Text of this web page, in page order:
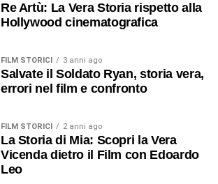
Re Artù: La Vera Storia rispetto alla
Hollywood cinematografica
FILM STORICI 3 anni ago
Salvate il Soldato Ryan, storia vera,
errori nel film e confronto
FILM STORICI 2 anni ago
La Storia di Mia: Scopri la Vera
Vicenda dietro il Film con Edoardo
Leo